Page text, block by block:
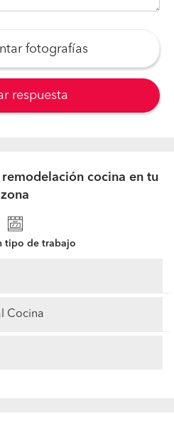
fotografías
respuesta
cocina en tu
zona
tipo de trabajo
Cocina